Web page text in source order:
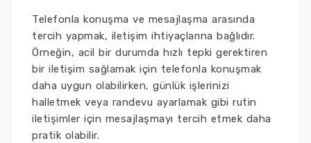
Telefonla konuşma ve mesajlaşma arasında
tercih yapmak, iletişim ihtiyaçlarına bağlıdır.
Örneğin, acil bir durumda hızlı tepki gerektiren
bir iletişim sağlamak için telefonla konuşmak
daha uygun olabilirken, günlük işlerinizi
halletmek veya randevu ayarlamak gibi rutin
iletişimler için mesajlaşmayı tercih etmek daha
pratik olabilir.